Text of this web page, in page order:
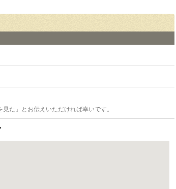
た」とお伝えいただければ幸いです。